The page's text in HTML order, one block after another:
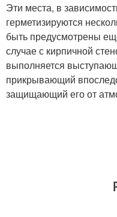
Эти места, в
герметизируются
быть предусмотрены
случае с кирпичной
выполняется
прикрывающий
защищающий его от